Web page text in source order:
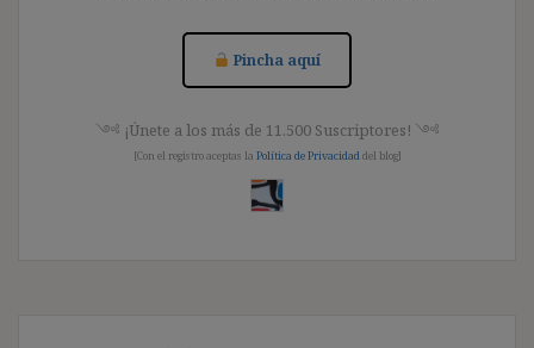
Pincha aquí
༺ ¡Únete a los más de 11.500 Suscriptores! ༺
[Con el registro aceptas la Política de Privacidad del blog]